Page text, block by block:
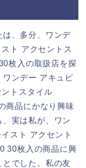
、多分、ワンデ
ト アクセントス
枚入の取扱店を探
ワンデー アキュビ
トスタイル
商品にかなり興味
実は私が、ワン
スト アクセント
30枚入の商品に興
でした。私の友